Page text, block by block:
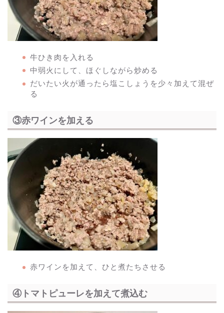
牛ひき肉を入れる
中弱火にして、ほぐしながら炒める
だいたい火が通ったら塩こしょうを少々加えて混ぜ
る
③赤ワインを加える
赤ワインを加えて、ひと煮たちさせる
④トマトピューレを加えて煮込む